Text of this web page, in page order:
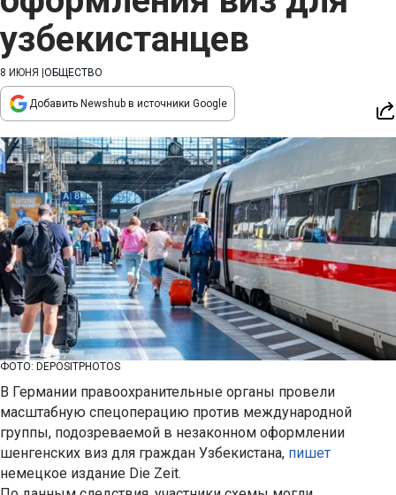
узбекистанцев
8 ИЮНЯ ОБЩЕСТВО
Добавить Newshub в источники Google
ФОТО: DEPOSITPHOTOS
В Германии правоохранительные органы провели
масштабную спецоперацию против международной
группы, подозреваемой в незаконном оформлении
шенгенских виз для граждан Узбекистана, пишет
немецкое издание Die Zeit.